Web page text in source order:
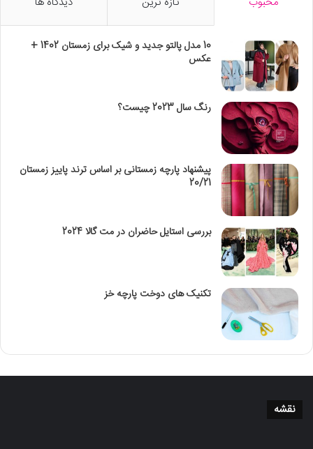
10 مدل پالتو جدید و شیک برای زمستان 1402 +
عکس
رنگ سال 2023 چیست؟
پیشنهاد پارچه زمستانی بر اساس ترند پاییز زمستان
20/21
بررسی استایل حاضران در مت گالا 2024
تکنیک‌ های دوخت پارچه خز
نقشه